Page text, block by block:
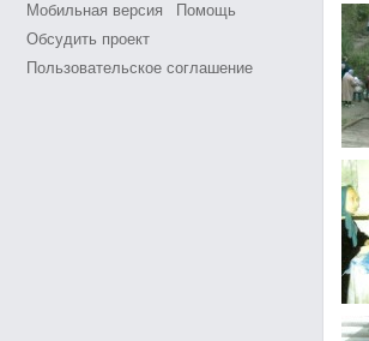
Мобильная версия
Помощь
Обсудить проект
Пользовательское соглашение